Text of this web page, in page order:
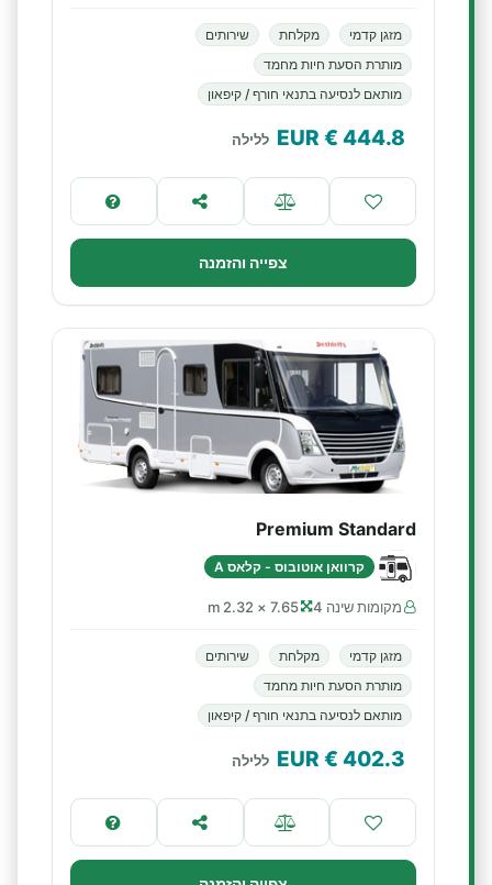
מזגן קדמי מקלחת
שירותים
מותרת הסעת חיות מחמד
מותאם לנסיעה בתנאי חורף / קיפאון
444.8
€ EUR ללילה
צפייה והזמנה
Premium Standard
קרוואן אוטובוס - קלאס A
מקומות שינה 4 7.65 × 2.32 m
מזגן קדמי מקלחת
שירותים
מותרת הסעת חיות מחמד
מותאם לנסיעה בתנאי חורף / קיפאון
402.3
€ EUR ללילה